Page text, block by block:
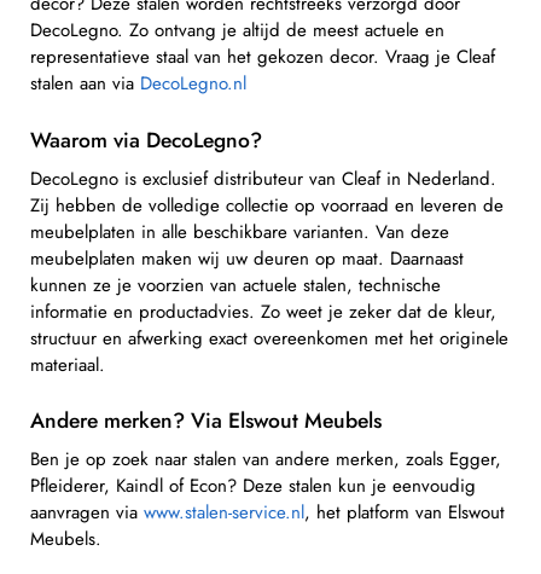
DecoLegno. Zo ontvang je altijd de meest actuele en
representatieve staal van het gekozen decor. Vraag je Cleaf
stalen aan via DecoLegno.nl
Waarom via DecoLegno?
DecoLegno is exclusief distributeur van Cleaf in Nederland.
Zij hebben de volledige collectie op voorraad en leveren de
meubelplaten in alle beschikbare varianten. Van deze
meubelplaten maken wij uw deuren op maat. Daarnaast
kunnen ze je voorzien van actuele stalen, technische
informatie en productadvies. Zo weet je zeker dat de kleur,
structuur en afwerking exact overeenkomen met het originele
materiaal.
Andere merken? Via Elswout Meubels
Ben je op zoek naar stalen van andere merken, zoals Egger,
Pfleiderer, Kaindl of Econ? Deze stalen kun je eenvoudig
aanvragen via www.stalen-service.nl, het platform van Elswout
Meubels.